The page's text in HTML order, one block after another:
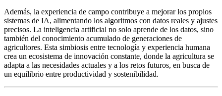
Además, la experiencia de campo contribuye a mejorar los propios
sistemas de IA, alimentando los algoritmos con datos reales y ajustes
precisos. La inteligencia artificial no solo aprende de los datos, sino
también del conocimiento acumulado de generaciones de
agricultores. Esta simbiosis entre tecnología y experiencia humana
crea un ecosistema de innovación constante, donde la agricultura se
adapta a las necesidades actuales y a los retos futuros, en busca de
un equilibrio entre productividad y sostenibilidad.